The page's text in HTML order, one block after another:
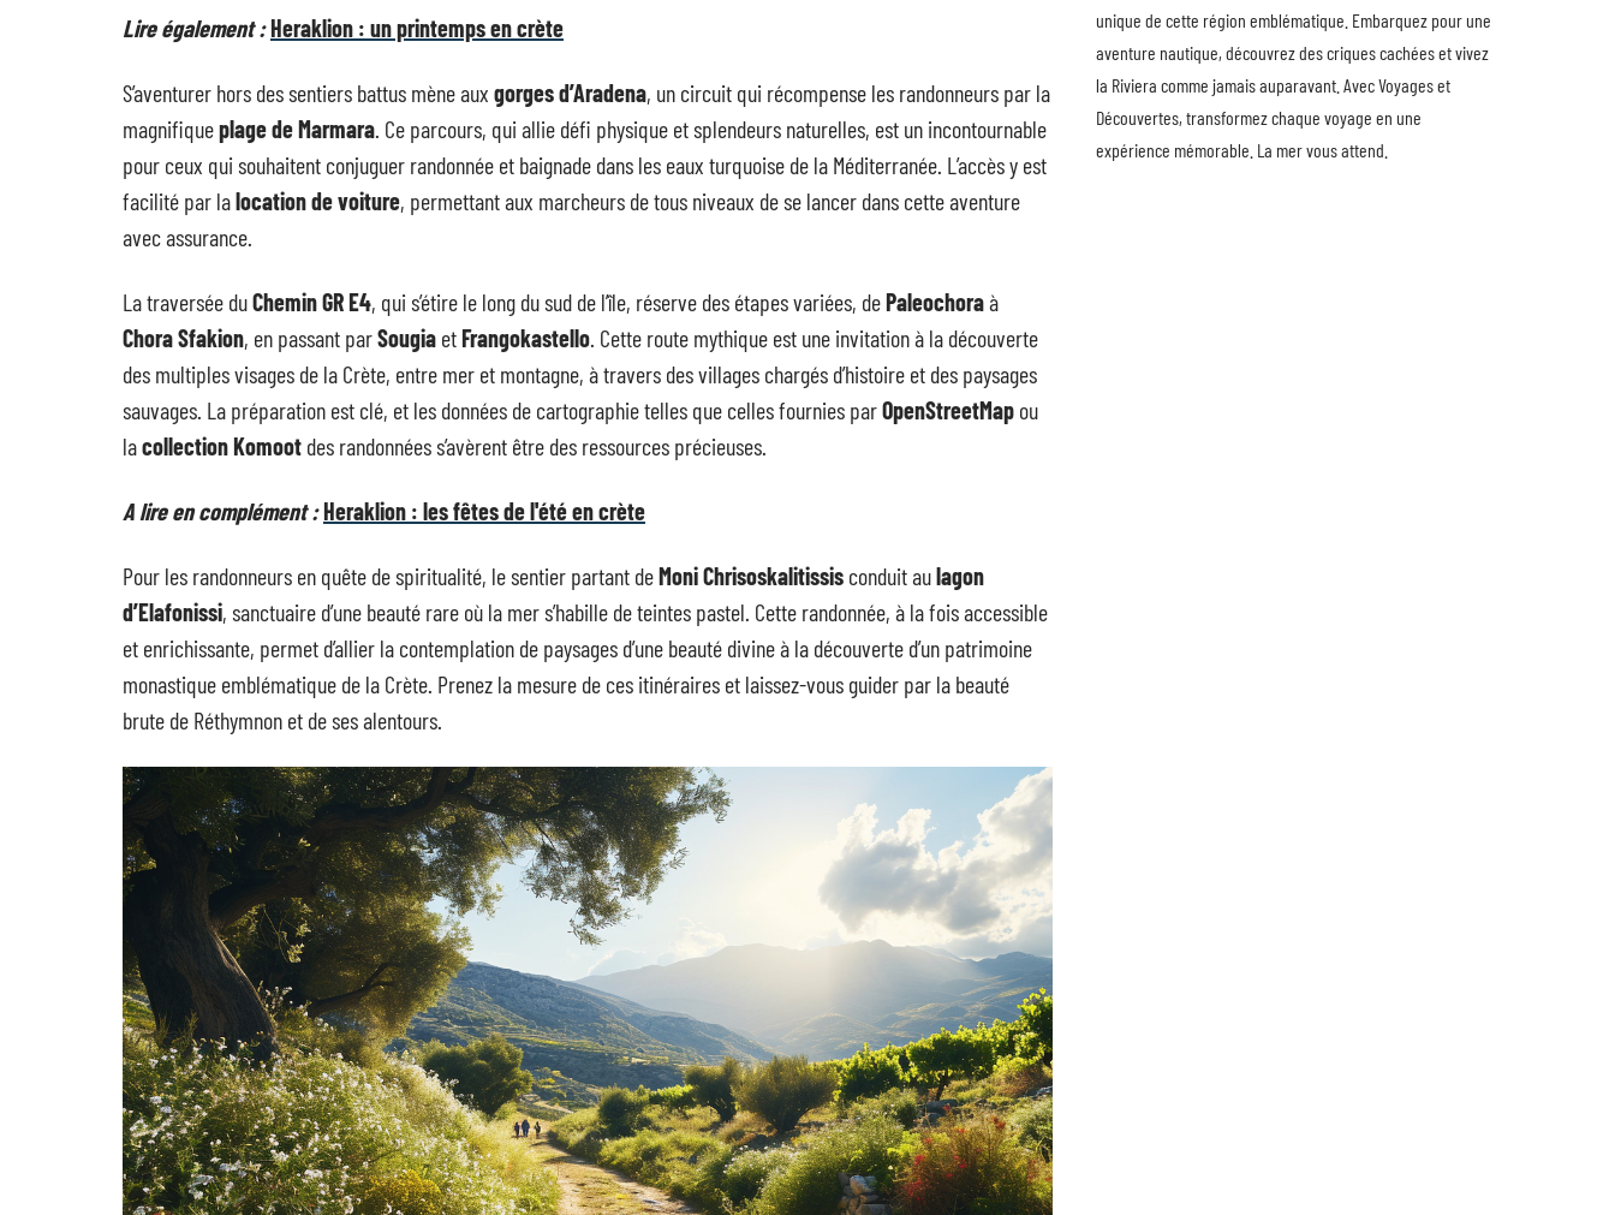
Lire également :Heraklion : un printemps en crète
S’aventurer hors des sentiers battus mène aux gorges d’Aradena, un circuit qui récompense les randonneurs par la
magnifiqueplage de Marmara. Ce parcours, qui allie défi physique et splendeurs naturelles, est un incontournable
pour ceux qui souhaitent conjuguer randonnée et baignade dans les eaux turquoise de la Méditerranée. L’accès y est
facilité par lalocation de voiture, permettant aux marcheurs de tous niveaux de se lancer dans cette aventure
avec assurance.
La traversée duChemin GR E4, qui s’étire le long du sud de l’île, réserve des étapes variées, dePaleochoraà
Chora Sfakion, en passant parSougia etFrangokastello. Cette route mythique est une invitation à la découverte
des multiples visages de la Crète, entre mer et montagne, à travers des villages chargés d’histoire et des paysages
sauvages. La préparation est clé, et les données de cartographie telles que celles fournies parOpenStreetMap ou
lacollection Komoot des randonnées s’avèrent être des ressources précieuses.
A lire en complément :Heraklion : les fêtes de l'été en crète
Pour les randonneurs en quête de spiritualité, le sentier partant deMoni Chrisoskalitissis conduit aulagon
d’Elafonissi, sanctuaire d’une beauté rare où la mer s’habille de teintes pastel. Cette randonnée, à la fois accessible
et enrichissante, permet d’allier la contemplation de paysages d’une beauté divine à la découverte d’un patrimoine
monastique emblématique de la Crète. Prenez la mesure de ces itinéraires et laissez-vous guider par la beauté
brute de Réthymnon et de ses alentours.
unique de cette région emblématique. Embarquez pour une
aventure nautique, découvrez des criques cachées et vivez
la Riviera comme jamais auparavant. Avec Voyages et
Découvertes, transformez chaque voyage en une
expérience mémorable. La mer vous attend.